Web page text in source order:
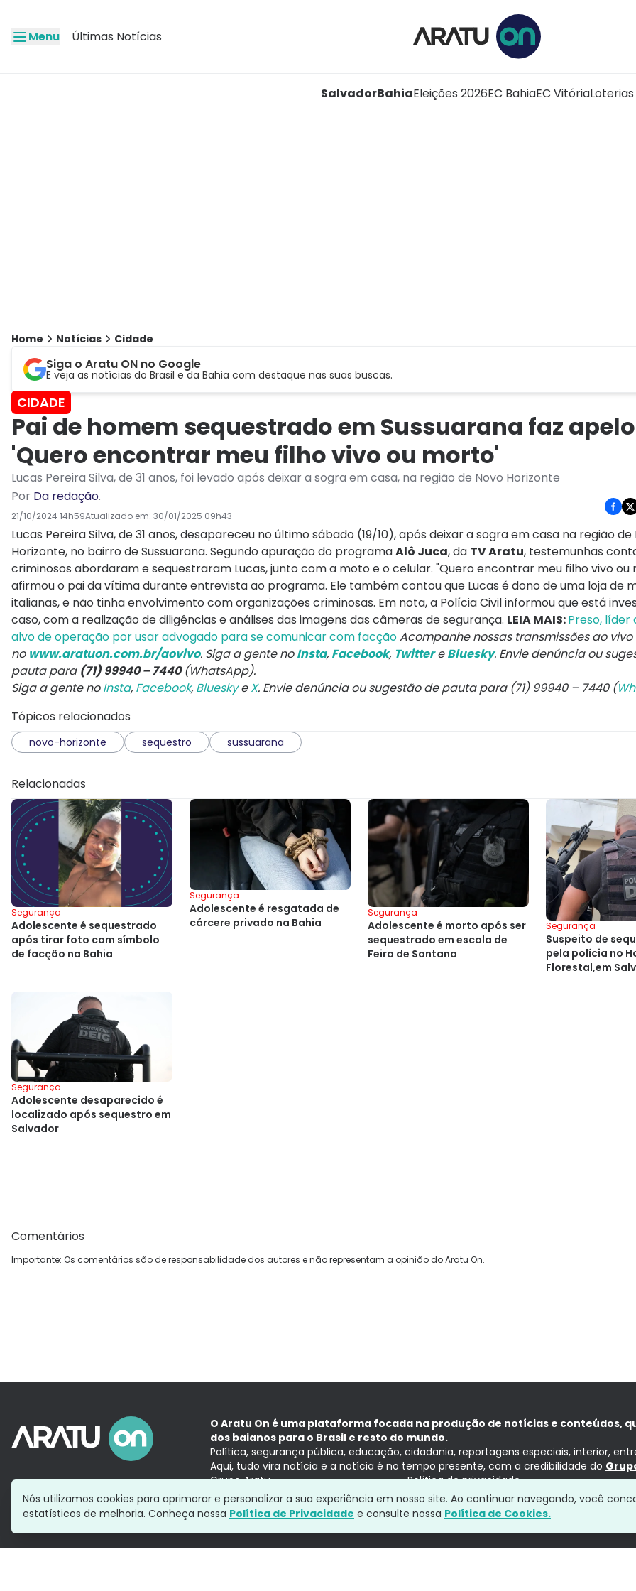
Menu Últimas Notícias
SalvadorBahiaEleições 2026EC BahiaEC VitóriaLoterias
Home Notícias Cidade
Siga o Aratu ON no Google
E veja as notícias do Brasil e da Bahia com destaque nas suas buscas.
CIDADE
Pai de homem sequestrado em Sussuarana faz
'Quero encontrar meu filho vivo ou morto'
Lucas Pereira Silva, de 31 anos, foi levado após deixar a sogra em casa, na região de Novo Horizonte
Por Da redação.
21/10/2024 14h59Atualizado em: 30/01/2025 09h43
Lucas Pereira Silva, de 31 anos, desapareceu no último sábado (19/10), após deixar a sogra em casa na região de
Horizonte, no bairro de Sussuarana. Segundo apuração do programaAlô Juca, da TV Aratu, testemunhas
criminosos abordaram e sequestraram Lucas, junto com a moto e o celular. "Quero encontrar meu filho vivo ou
afirmou o pai da vítima durante entrevista ao programa. Ele também contou que Lucas é dono de uma loja de
italianas, e não tinha envolvimento com organizações criminosas. Em nota, a Polícia Civil informou que está
caso, com a realização de diligências e análises das imagens das câmeras de segurança. LEIA MAIS:Preso, líder
alvo de operação por usar advogado para se comunicar com facçãoAcompanhe nossas transmissões ao vivo
no www.aratuon.com.br/aovivo. Siga a gente noInsta, Facebook, TwittereBluesky. Envie denúncia ou
pauta para (71) 99940 – 7440(WhatsApp).
Siga a gente noInsta, Facebook, BlueskyeX. Envie denúncia ou sugestão de pauta para (71) 99940 – 7440 (
Tópicos relacionados
novo-horizonte sequestro sussuarana
Relacionadas
Segurança
Adolescente é sequestrado
após tirar foto com símbolo
de facção na Bahia
Segurança
Adolescente é resgatada de
cárcere privado na Bahia
Segurança
Adolescente é morto após ser
sequestrado em escola de
Feira de Santana
Segurança
Suspeito de
pela polícia no
Florestal,em
Segurança
Adolescente desaparecido é
localizado após sequestro em
Salvador
Comentários
Importante: Os comentários são de responsabilidade dos autores e não representam a opinião do Aratu On.
O Aratu On é uma plataforma focada na produção de notícias e conteúdos,
dos baianos para o Brasil e resto do mundo.
Política, segurança pública, educação, cidadania, reportagens especiais, interior,
Aqui, tudo vira notícia e a notícia é no tempo presente, com a credibilidade do
Grupo Aratu
Política de privacidade
Nós utilizamos cookies para aprimorar e personalizar a sua experiência em nosso site. Ao continuar navegando, você
estatísticos de melhoria. Conheça nossa Política de Privacidade e consulte nossa Política de Cookies.